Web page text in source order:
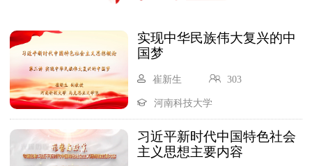
实现中华民族伟大复兴的中
国梦
崔新生 303
河南科技大学
习近平新时代中国特色社会
主义思想主要内容